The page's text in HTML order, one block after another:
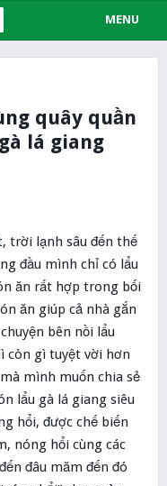
MENU
quây quần
lá giang
trời lạnh sâu đến thế
đầu mình chỉ có lẩu
ăn rất hợp trong bối
ăn giúp cả nhà gắn
bên nồi lẩu
gì tuyệt vời hơn
mình muốn chia sẻ
lẩu gà lá giang siêu
hổi, được chế biến
nóng hổi cùng các
đâu măm đến đó